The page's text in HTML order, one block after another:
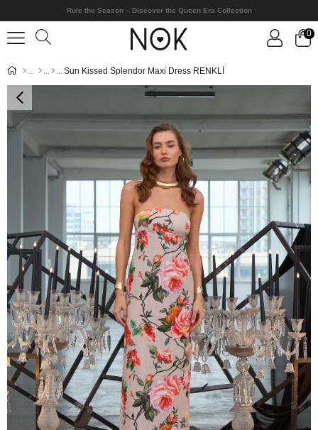
Rule the Season – Discover the Queen Era Collection
0
Sun Kissed Splendor Maxi Dress RENKLİ